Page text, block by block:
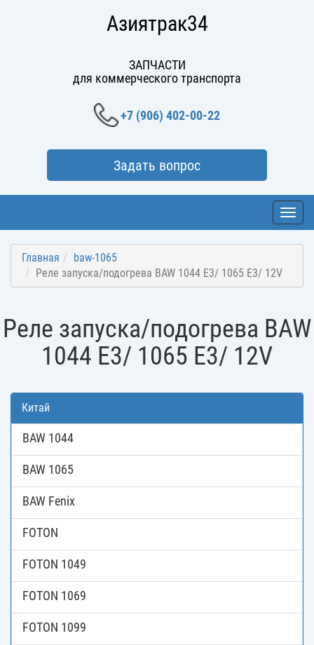
Азиятрак34
ЗАПЧАСТИ
для коммерческого транспорта
+7 (906) 402-00-22
Задать вопрос
Главная
baw-1065
Реле запуска/подогрева BAW 1044 E3/ 1065 E3/ 12V
Реле запуска/подогрева BAW
1044 E3/ 1065 E3/ 12V
Китай
BAW 1044
BAW 1065
BAW Fenix
FOTON
FOTON 1049
FOTON 1069
FOTON 1099